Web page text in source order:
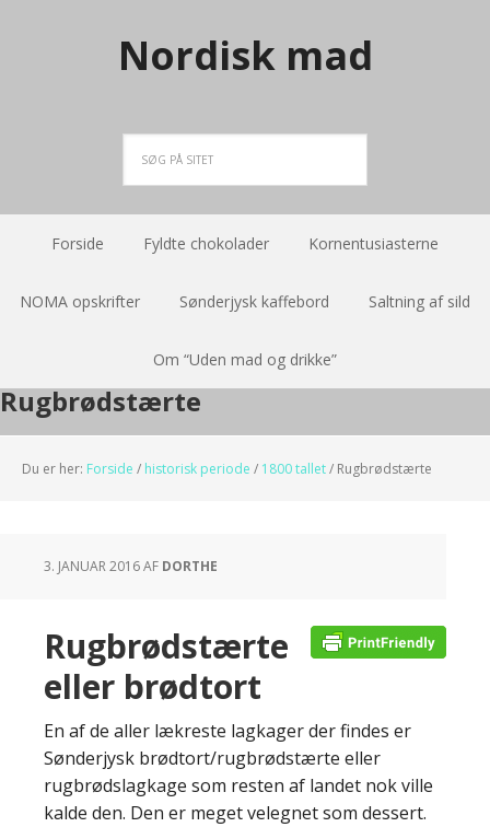
Nordisk mad
Forside Fyldte chokolader Kornentusiasterne
NOMA opskrifter Sønderjysk kaffebord Saltning af sild
Om “Uden mad og drikke”
Rugbrødstærte
Du er her: Forside / historisk periode / 1800 tallet/ Rugbrødstærte
3. JANUAR 2016AF DORTHE
Rugbrødstærte
eller brødtort
En af de aller lækreste lagkager der findes er
Sønderjysk brødtort/rugbrødstærte eller
rugbrødslagkage som resten af landet nok ville
kalde den. Den er meget velegnet som dessert.